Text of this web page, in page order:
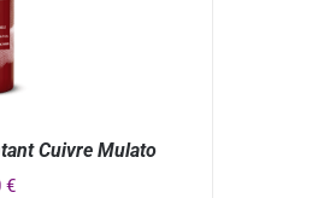
Cuivre Mulato
€